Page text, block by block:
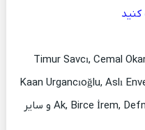
Kaan Urgancıoğlu, Aslı
Ak, Birce İrem, Defne Ayşe Özpirinç, İbrahim Kendirci و سایر